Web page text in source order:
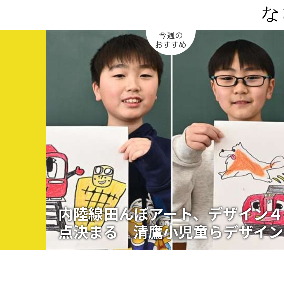
今週の
おすすめ
内陸線田んぼアート、デザイン４
点決まる 清鷹小児童らデザイン
パワースポット
観る一覧
桜
花
紅葉